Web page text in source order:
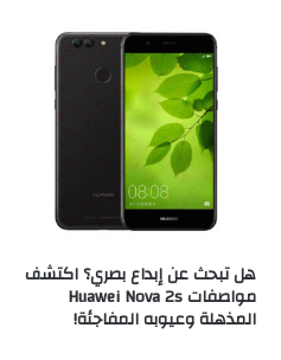
هل تبحث عن إبداع بصري؟ اكتشف
مواصفات Huawei Nova 2s
المذهلة وعيوبه المفاجئة!